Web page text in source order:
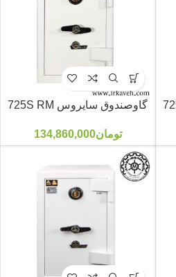
گاوصندوق سایروس 725S RM
تومان134,860,000